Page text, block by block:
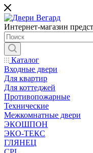
Интернет-магазин
Каталог
Входные двери
Для квартир
Для коттеджей
Противопожарные
Технические
Межкомнатные двери
ЭКОШПОН
ЭКО-ТЕКС
ГЛЯНЕЦ